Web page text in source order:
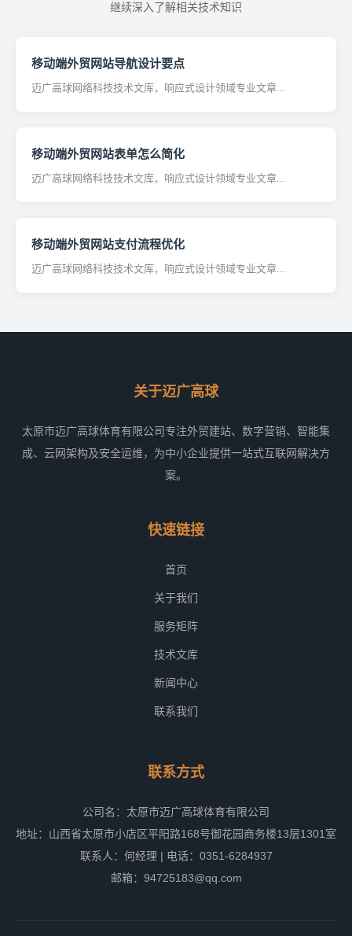
继续深入了解相关技术知识
移动端外贸网站导航设计要点
迈广高球网络科技技术文库，响应式设计领域专业文章...
移动端外贸网站表单怎么简化
迈广高球网络科技技术文库，响应式设计领域专业文章...
移动端外贸网站支付流程优化
迈广高球网络科技技术文库，响应式设计领域专业文章...
关于迈广高球
太原市迈广高球体育有限公司专注外贸建站、数字营销、智能集
成、云网架构及安全运维，为中小企业提供一站式互联网解决方
案。
快速链接
首页
关于我们
服务矩阵
技术文库
新闻中心
联系我们
联系方式
公司名：太原市迈广高球体育有限公司
地址：山西省太原市小店区平阳路168号御花园商务楼13层1301室
联系人：何经理 | 电话：0351-6284937
邮箱：94725183@qq.com